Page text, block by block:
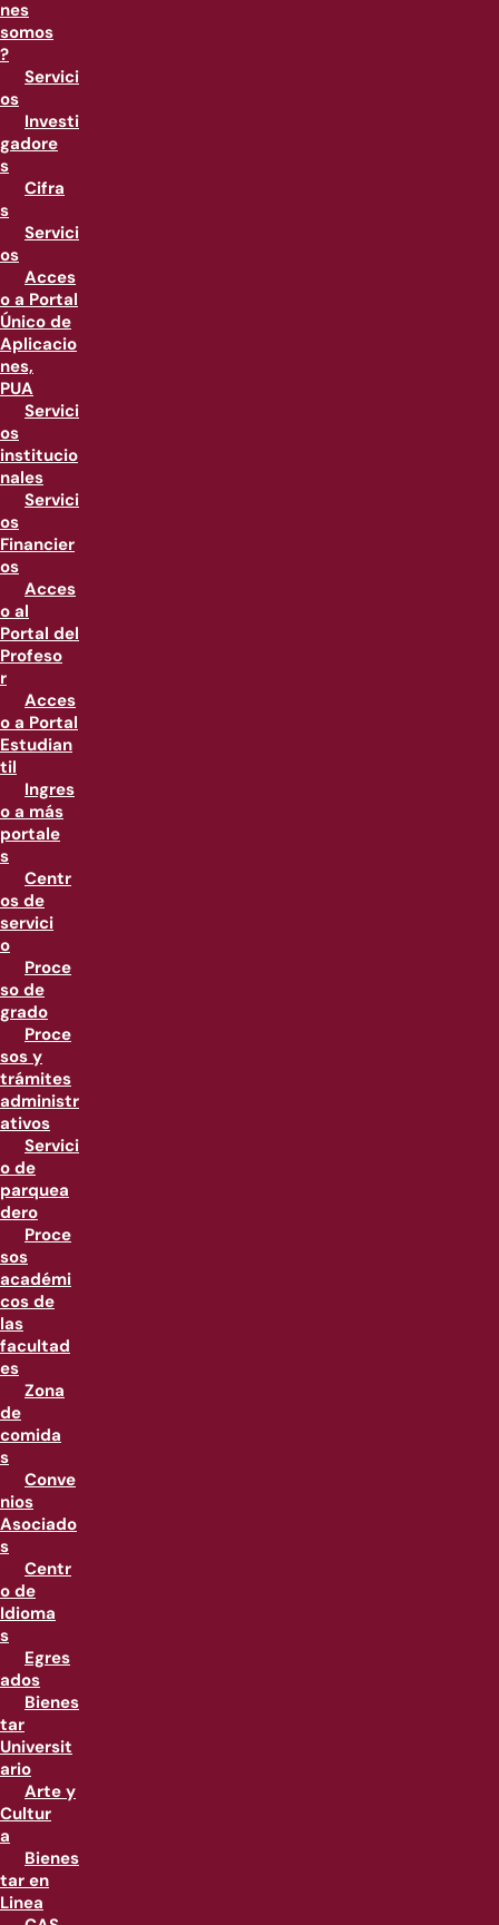
nes
somos
?
Servici
os
Investi
gadore
s
Cifra
s
Servici
os
Acces
o a Portal
Único de
Aplicacio
nes,
PUA
Servici
os
institucio
nales
Servici
os
Financier
os
Acces
o al
Portal del
Profeso
r
Acces
o a Portal
Estudian
til
Ingres
o a más
portale
s
Centr
os de
servici
o
Proce
so de
grado
Proce
sos y
trámites
administr
ativos
Servici
o de
parquea
dero
Proce
sos
académi
cos de
las
facultad
es
Zona
de
comida
s
Conve
nios
Asociado
s
Centr
o de
Idioma
s
Egres
ados
Bienes
tar
Universit
ario
Arte y
Cultur
a
Bienes
tar en
Linea